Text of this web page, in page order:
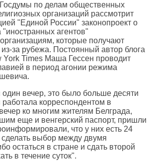
по делам общественных
организаций рассмотрит
"Единой России" законопроект о
"иностранных агентов"
которые получают
за рубежа. Постоянный автор блога
York Times Маша Гессен проводит
в период агонии режима
вечер, это было больше десяти
работала корреспондентом в
ко многим жителям Белграда,
еще и венгерский паспорт, пришли
что у них есть 24
сделать выбор между двумя
остаться в стране и сдать второй
в течение суток".